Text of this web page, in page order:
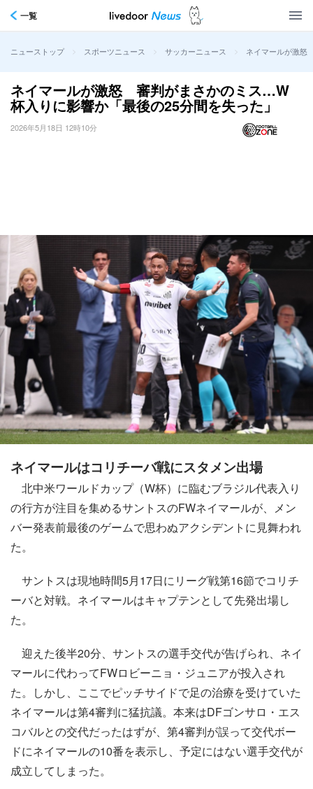
一覧
ニューストップ > スポーツニュース > サッカーニュース > ネイマールが激怒
ネイマールが激怒 審判がまさかのミス…W
杯入りに影響か「最後の25分間を失った」
2026年5月18日 12時10分
ネイマールはコリチーバ戦にスタメン出場
北中米ワールドカップ（W杯）に臨むブラジル代表入り
の行方が注目を集めるサントスのFWネイマールが、メン
バー発表前最後のゲームで思わぬアクシデントに見舞われ
た。
サントスは現地時間5月17日にリーグ戦第16節でコリチ
ーバと対戦。ネイマールはキャプテンとして先発出場し
た。
迎えた後半20分、サントスの選手交代が告げられ、ネイ
マールに代わってFWロビーニョ・ジュニアが投入され
た。しかし、ここでピッチサイドで足の治療を受けていた
ネイマールは第4審判に猛抗議。本来はDFゴンサロ・エス
コバルとの交代だったはずが、第4審判が誤って交代ボー
ドにネイマールの10番を表示し、予定にはない選手交代が
成立してしまった。